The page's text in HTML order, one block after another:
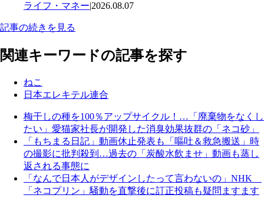
ライフ・マネー|2026.08.07
記事の続きを見る
関連キーワードの記事を探す
ねこ
日本エレキテル連合
梅干しの種を100％アップサイクル！…「廃棄物をなくし
たい」愛猫家社長が開発した消臭効果抜群の「ネコ砂」
「もちまる日記」動画休止発表も「嘔吐＆救急搬送」時
の撮影に批判殺到…過去の「炭酸水飲ませ」動画も蒸し
返される事態に
「なんで日本人がデザインしたって言わないの」NHK
「ネコプリン」騒動を直撃後に訂正投稿も疑問ますます